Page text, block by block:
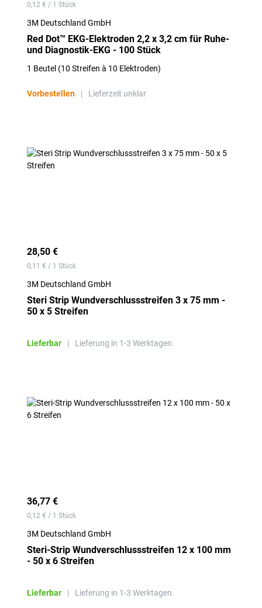
0,12 € / 1 Stück
3M Deutschland GmbH
Red Dot™ EKG-Elektroden 2,2 x 3,2 cm für Ruhe-
und Diagnostik-EKG - 100 Stück
1 Beutel (10 Streifen à 10 Elektroden)
Vorbestellen | Lieferzeit unklar
28,50 €
0,11 € / 1 Stück
3M Deutschland GmbH
Steri Strip Wundverschlussstreifen 3 x 75 mm -
50 x 5 Streifen
Lieferbar | Lieferung in 1-3 Werktagen.
36,77 €
0,12 € / 1 Stück
3M Deutschland GmbH
Steri-Strip Wundverschlussstreifen 12 x 100 mm
- 50 x 6 Streifen
Lieferbar | Lieferung in 1-3 Werktagen.